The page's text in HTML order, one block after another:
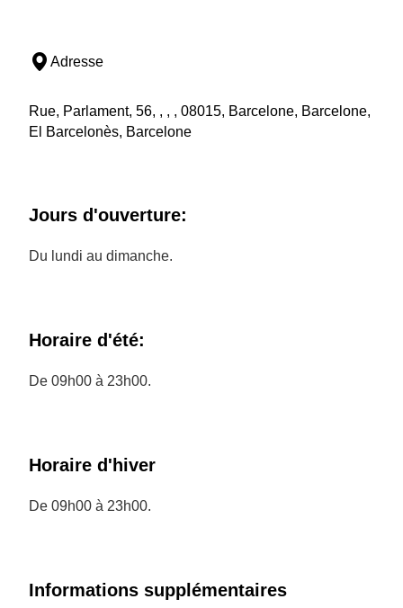
Adresse
Rue, Parlament, 56, , , , 08015, Barcelone, Barcelone,
El Barcelonès, Barcelone
Jours d'ouverture:
Du lundi au dimanche.
Horaire d'été:
De 09h00 à 23h00.
Horaire d'hiver
De 09h00 à 23h00.
Informations supplémentaires